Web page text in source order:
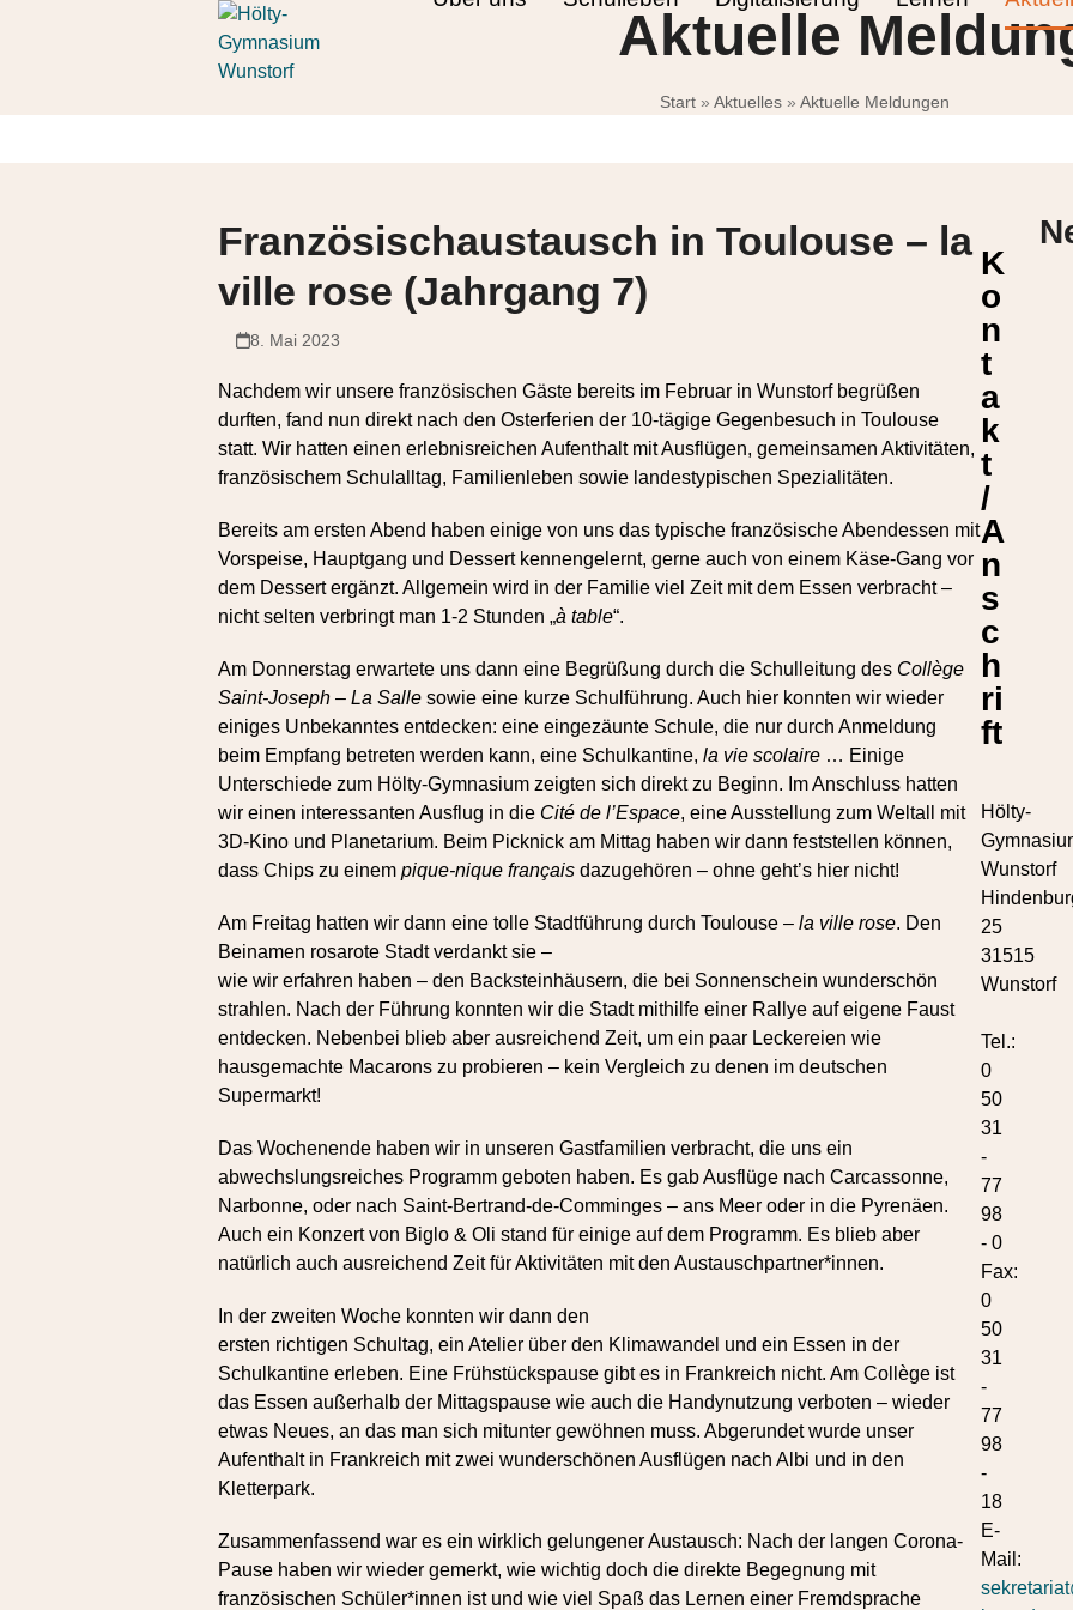
Open
mobile
Close
mobile
Aktuelle
Start » Aktuelles » Aktuelle Meldungen
Französischaustausch in Toulouse – la
ville rose (Jahrgang 7)
8. Mai 2023
Nachdem wir unsere französischen Gäste bereits im Februar in Wunstorf begrüßen
durften, fand nun direkt nach den Osterferien der 10-tägige Gegenbesuch in Toulouse
statt. Wir hatten einen erlebnisreichen Aufenthalt mit Ausflügen, gemeinsamen Aktivitäten,
französischem Schulalltag, Familienleben sowie landestypischen Spezialitäten.
Bereits am ersten Abend haben einige von uns das typische französische Abendessen mit
Vorspeise, Hauptgang und Dessert kennengelernt, gerne auch von einem Käse-Gang vor
dem Dessert ergänzt. Allgemein wird in der Familie viel Zeit mit dem Essen verbracht –
nicht selten verbringt man 1-2 Stunden „à table“.
Am Donnerstag erwartete uns dann eine Begrüßung durch die Schulleitung des Collège
Saint-Joseph – La Salle sowie eine kurze Schulführung. Auch hier konnten wir wieder
einiges Unbekanntes entdecken: eine eingezäunte Schule, die nur durch Anmeldung
beim Empfang betreten werden kann, eine Schulkantine, la vie scolaire … Einige
Unterschiede zum Hölty-Gymnasium zeigten sich direkt zu Beginn. Im Anschluss hatten
wir einen interessanten Ausflug in die Cité de l’Espace, eine Ausstellung zum Weltall mit
3D-Kino und Planetarium. Beim Picknick am Mittag haben wir dann feststellen können,
dass Chips zu einem pique-nique français dazugehören – ohne geht’s hier nicht!
Am Freitag hatten wir dann eine tolle Stadtführung durch Toulouse – la ville rose. Den
Beinamen rosarote Stadt verdankt sie –
wie wir erfahren haben – den Backsteinhäusern, die bei Sonnenschein wunderschön
strahlen. Nach der Führung konnten wir die Stadt mithilfe einer Rallye auf eigene Faust
entdecken. Nebenbei blieb aber ausreichend Zeit, um ein paar Leckereien wie
hausgemachte Macarons zu probieren – kein Vergleich zu denen im deutschen
Supermarkt!
Das Wochenende haben wir in unseren Gastfamilien verbracht, die uns ein
abwechslungsreiches Programm geboten haben. Es gab Ausflüge nach Carcassonne,
Narbonne, oder nach Saint-Bertrand-de-Comminges – ans Meer oder in die Pyrenäen.
Auch ein Konzert von Biglo & Oli stand für einige auf dem Programm. Es blieb aber
natürlich auch ausreichend Zeit für Aktivitäten mit den Austauschpartner*innen.
In der zweiten Woche konnten wir dann den
ersten richtigen Schultag, ein Atelier über den Klimawandel und ein Essen in der
Schulkantine erleben. Eine Frühstückspause gibt es in Frankreich nicht. Am Collège ist
das Essen außerhalb der Mittagspause wie auch die Handynutzung verboten – wieder
etwas Neues, an das man sich mitunter gewöhnen muss. Abgerundet wurde unser
Aufenthalt in Frankreich mit zwei wunderschönen Ausflügen nach Albi und in den
Kletterpark.
Zusammenfassend war es ein wirklich gelungener Austausch: Nach der langen Corona-
Pause haben wir wieder gemerkt, wie wichtig doch die direkte Begegnung mit
französischen Schüler*innen ist und wie viel Spaß das Lernen einer Fremdsprache
K
o
n
t
a
k
t
/
A
n
s
c
h
ri
ft
Hölty-
Wunstorf
25
31515
Wunstorf
Tel.:
0
50
31
-
77
98
- 0
Fax:
0
50
31
-
77
98
-
18
E-
Mail: